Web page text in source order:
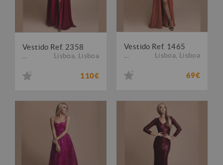
Vestido Ref. 2358
Lisboa Lisboa
110€
Vestido Ref. 1465
Lisboa Lisboa
69€